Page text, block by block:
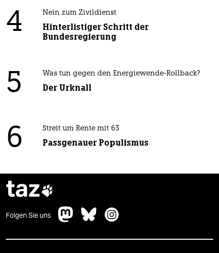
4 Nein zum Zivildienst
Hinterlistiger Schritt der
Bundesregierung
5 Was tun gegen den Energiewende-Rollback?
Der Urknall
6 Streit um Rente mit 63
Passgenauer Populismus
taz
Folgen Sie uns